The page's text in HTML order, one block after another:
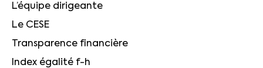
L’équipe dirigeante
Le CESE
Transparence financière
Index égalité f-h